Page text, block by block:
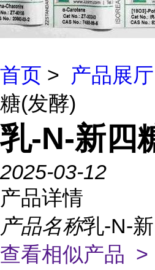
首页 > 产品展厅
糖(发酵)
乳-N-新四
2025-03-12
产品详情
产品名称乳-N-
查看相似产品 >